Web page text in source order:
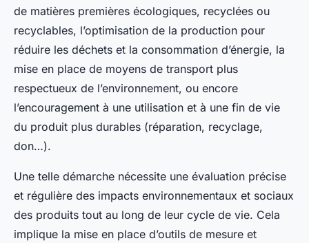
de matières premières écologiques, recyclées ou
recyclables, l’optimisation de la production pour
réduire les déchets et la consommation d’énergie, la
mise en place de moyens de transport plus
respectueux de l’environnement, ou encore
l’encouragement à une utilisation et à une fin de vie
du produit plus durables (réparation, recyclage,
don…).
Une telle démarche nécessite une évaluation précise
et régulière des impacts environnementaux et sociaux
des produits tout au long de leur cycle de vie. Cela
implique la mise en place d’outils de mesure et